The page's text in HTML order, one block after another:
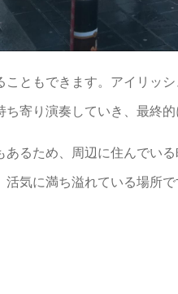
こともできます。アイリッ
ち寄り演奏していき、最終
あるため、周辺に住んでい
気に満ち溢れている場所で